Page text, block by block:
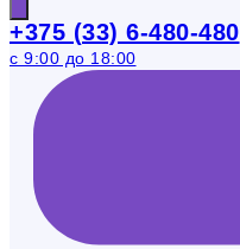
+375 (33) 6-480-480
с 9:00 до 18:00